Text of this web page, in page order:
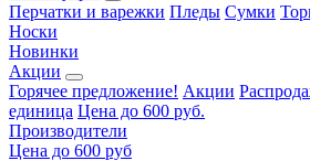
Перчатки и варежки Пледы Сумки
Носки
Новинки
Акции
Горячее предложение! Акции
единица Цена до 600 руб.
Производители
Цена до 600 руб